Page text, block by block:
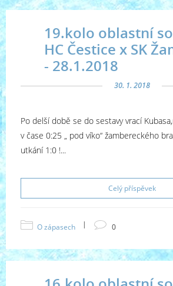
19.kolo oblastní
HC Čestice x SK
- 28.1.2018
30. 1. 2018
Po delší době se do sestavy vrací
v čase 0:25 „ pod víko“ žambereckého
utkání 1:0 !...
Celý příspěvek
O zápasech | 0